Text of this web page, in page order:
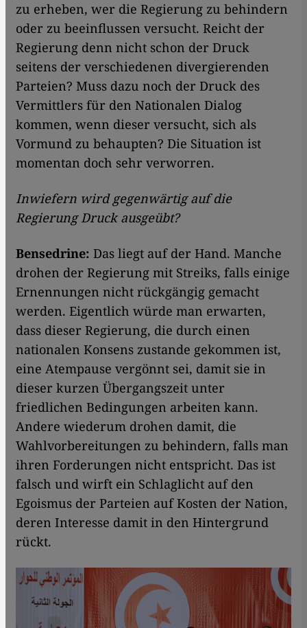
zu erheben, wer die Regierung zu behindern
oder zu beeinflussen versucht. Reicht der
Regierung denn nicht schon der Druck
seitens der verschiedenen divergierenden
Parteien? Muss dazu noch der Druck des
Vermittlers für den Nationalen Dialog
kommen, wenn dieser versucht, sich als
Vormund zu behaupten? Die Situation ist
momentan doch sehr verworren.
Inwiefern wird gegenwärtig auf die
Regierung Druck ausgeübt?
Bensedrine: Das liegt auf der Hand. Manche
drohen der Regierung mit Streiks, falls einige
Ernennungen nicht rückgängig gemacht
werden. Eigentlich würde man erwarten,
dass dieser Regierung, die durch einen
nationalen Konsens zustande gekommen ist,
eine Atempause vergönnt sei, damit sie in
dieser kurzen Übergangszeit unter
friedlichen Bedingungen arbeiten kann.
Andere wiederum drohen damit, die
Wahlvorbereitungen zu behindern, falls man
ihren Forderungen nicht entspricht. Das ist
falsch und wirft ein Schlaglicht auf den
Egoismus der Parteien auf Kosten der Nation,
deren Interesse damit in den Hintergrund
rückt.